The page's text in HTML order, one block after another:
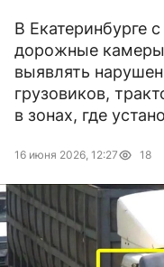
В Екатеринбурге
дорожные камеры
выявлять
грузовиков,
в зонах, где
16 июня 2026, 12:27 18